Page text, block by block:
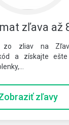
zľava až
zo zliav na
a získajte
zľavy